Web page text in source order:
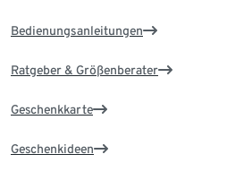
Bedienungsanleitungen
Ratgeber & Größenberater
Geschenkkarte
Geschenkideen